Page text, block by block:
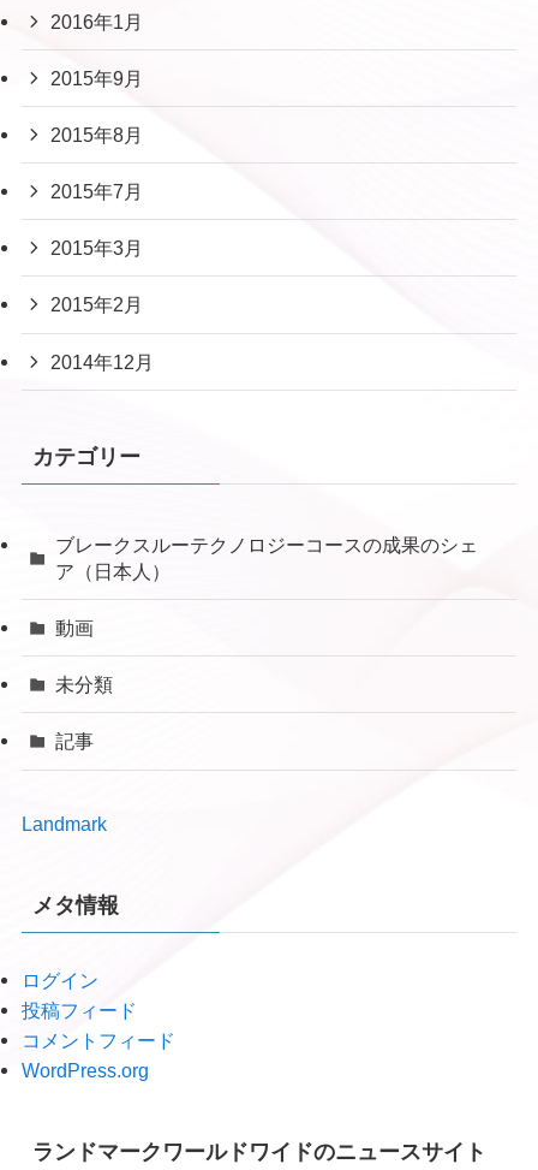
2016年1月
2015年9月
2015年8月
2015年7月
2015年3月
2015年2月
2014年12月
カテゴリー
ブレークスルーテクノロジーコースの成果のシェ
ア（日本人）
動画
未分類
記事
Landmark
メタ情報
ログイン
投稿フィード
コメントフィード
WordPress.org
ランドマークワールドワイドのニュースサイト